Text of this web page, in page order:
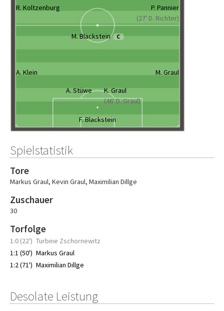
R. Koltzenburg
P. Pannier
(27' D. Richter)
M. Blackstein
C
A. Klein
M. Graul
A. Stüwe
K. Graul
(46' D. Graul)
F. Blackstein
Spielstatistik
Tore
Markus Graul, Kevin Graul, Maximilian Dillge
Zuschauer
30
Torfolge
1:0 (22') Turbine Zschornewitz
1:1 (50') Markus Graul
1:2 (71') Maximilian Dillge
Desolate Leistung